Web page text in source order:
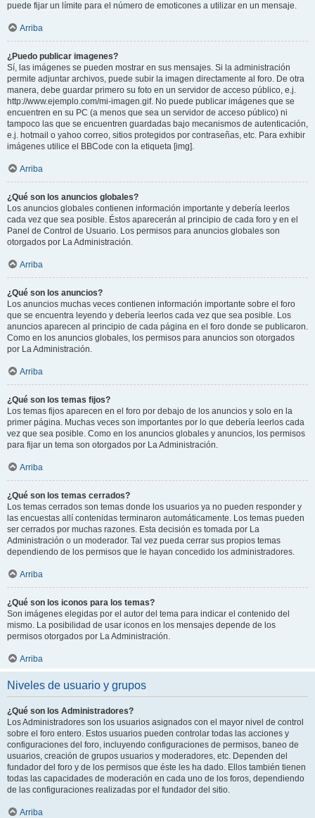
puede fijar un límite para el número de emoticones a utilizar en un mensaje.
Arriba
¿Puedo publicar imagenes?
Sí, las imágenes se pueden mostrar en sus mensajes. Si la administración
permite adjuntar archivos, puede subir la imagen directamente al foro. De otra
manera, debe guardar primero su foto en un servidor de acceso público, e.j.
http://www.ejemplo.com/mi-imagen.gif. No puede publicar imágenes que se
encuentren en su PC (a menos que sea un servidor de acceso público) ni
tampoco las que se encuentren guardadas bajo mecanismos de autenticación,
e.j. hotmail o yahoo correo, sitios protegidos por contraseñas, etc. Para exhibir
imágenes utilice el BBCode con la etiqueta [img].
Arriba
¿Qué son los anuncios globales?
Los anuncios globales contienen información importante y debería leerlos
cada vez que sea posible. Éstos aparecerán al principio de cada foro y en el
Panel de Control de Usuario. Los permisos para anuncios globales son
otorgados por La Administración.
Arriba
¿Qué son los anuncios?
Los anuncios muchas veces contienen información importante sobre el foro
que se encuentra leyendo y debería leerlos cada vez que sea posible. Los
anuncios aparecen al principio de cada página en el foro donde se publicaron.
Como en los anuncios globales, los permisos para anuncios son otorgados
por La Administración.
Arriba
¿Qué son los temas fijos?
Los temas fijos aparecen en el foro por debajo de los anuncios y solo en la
primer página. Muchas veces son importantes por lo que debería leerlos cada
vez que sea posible. Como en los anuncios globales y anuncios, los permisos
para fijar un tema son otorgados por La Administración.
Arriba
¿Qué son los temas cerrados?
Los temas cerrados son temas donde los usuarios ya no pueden responder y
las encuestas allí contenidas terminaron automáticamente. Los temas pueden
ser cerrados por muchas razones. Esta decisión es tomada por La
Administración o un moderador. Tal vez pueda cerrar sus propios temas
dependiendo de los permisos que le hayan concedido los administradores.
Arriba
¿Qué son los iconos para los temas?
Son imágenes elegidas por el autor del tema para indicar el contenido del
mismo. La posibilidad de usar iconos en los mensajes depende de los
permisos otorgados por La Administración.
Arriba
Niveles de usuario y grupos
¿Qué son los Administradores?
Los Administradores son los usuarios asignados con el mayor nivel de control
sobre el foro entero. Estos usuarios pueden controlar todas las acciones y
configuraciones del foro, incluyendo configuraciones de permisos, baneo de
usuarios, creación de grupos usuarios y moderadores, etc. Dependen del
fundador del foro y de los permisos que éste les ha dado. Ellos también tienen
todas las capacidades de moderación en cada uno de los foros, dependiendo
de las configuraciones realizadas por el fundador del sitio.
Arriba